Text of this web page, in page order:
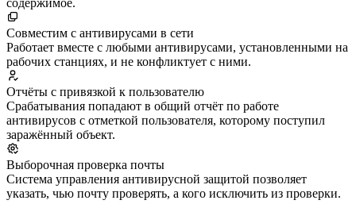
содержимое.
Совместим с антивирусами в сети
Работает вместе с любыми антивирусами, установленными на
рабочих станциях, и не конфликтует с ними.
Отчёты с привязкой к пользователю
Срабатывания попадают в общий отчёт по работе
антивирусов с отметкой пользователя, которому поступил
заражённый объект.
Выборочная проверка почты
Система управления антивирусной защитой позволяет
указать, чью почту проверять, а кого исключить из проверки.